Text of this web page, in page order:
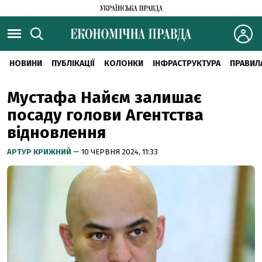
НОВИНИ ПУБЛІКАЦІЇ КОЛОНКИ ІНФРАСТРУКТУРА
Мустафа Найєм залишає
посаду голови Агентства
відновлення
АРТУР КРИЖНИЙ — 10 ЧЕРВНЯ 2024, 11:33